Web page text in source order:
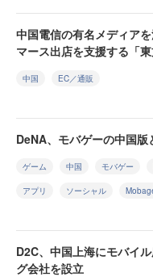
中国電信の有名メディア
マース出店を支援する「東
中国 EC／通販
DeNA、モバゲーの中国版
ゲーム 中国 モバゲー
アプリ ソーシャル
D2C、中国上海にモバイ
グ会社を設立